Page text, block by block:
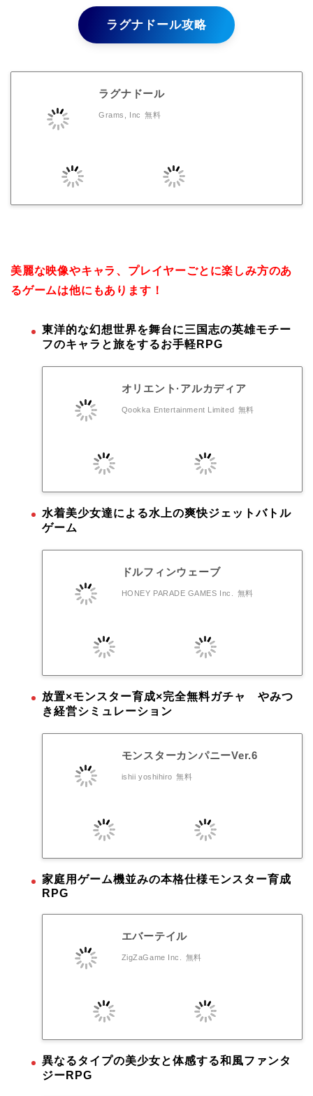
ラグナドール攻略
ラグナドール
Grams, Inc 無料
美麗な映像やキャラ、プレイヤーごとに楽しみ方のあ
るゲームは他にもあります！
東洋的な幻想世界を舞台に三国志の英雄モチー
フのキャラと旅をするお手軽RPG
オリエント·アルカディア
Qookka Entertainment Limited 無料
水着美少女達による水上の爽快ジェットバトル
ゲーム
ドルフィンウェーブ
HONEY PARADE GAMES Inc. 無料
放置×モンスター育成×完全無料ガチャ やみつ
き経営シミュレーション
モンスターカンパニーVer.6
ishii yoshihiro 無料
家庭用ゲーム機並みの本格仕様モンスター育成
RPG
エバーテイル
ZigZaGame Inc. 無料
異なるタイプの美少女と体感する和風ファンタ
ジーRPG